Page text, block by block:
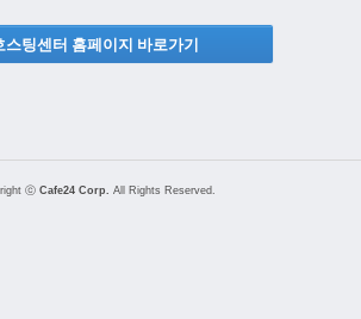
스팅센터 홈페이지 바로가기
ⓒ Cafe24 Corp. All Rights Reserved.